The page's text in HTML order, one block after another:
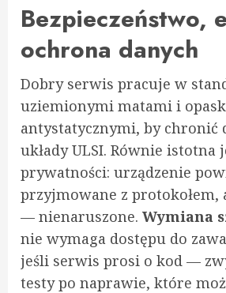
Bezpieczeństwo,
ochrona danych
Dobry serwis pracuje w
uziemionymi matami i
antystatycznymi, by chronić
układy ULSI. Równie istotna
prywatności: urządzenie
przyjmowane z protokołem,
— nienaruszone. Wymiana
nie wymaga dostępu do
jeśli serwis prosi o kod —
testy po naprawie, które